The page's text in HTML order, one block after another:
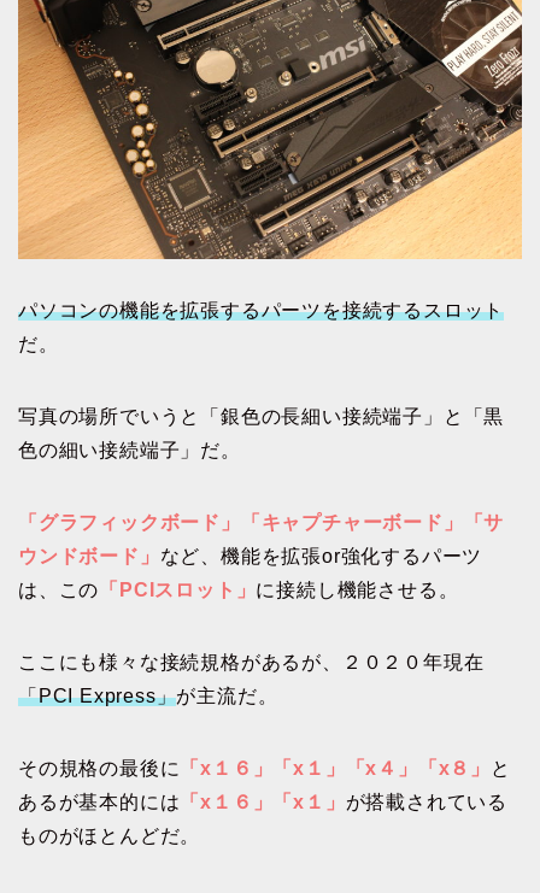
パソコンの機能を拡張するパーツを接続するスロット
だ。
写真の場所でいうと「銀色の長細い接続端子」と「黒
色の細い接続端子」だ。
「グラフィックボード」「キャプチャーボード」「サ
ウンドボード」 など、機能を拡張or強化するパーツ
は、この 「PCIスロット」 に接続し機能させる。
ここにも様々な接続規格があるが、２０２０年現在
「PCI Express」が主流だ。
その規格の最後に 「x１６」「x１」「x４」「x８」
と
あるが基本的には 「x１６」「x１」 が搭載されている
ものがほとんどだ。